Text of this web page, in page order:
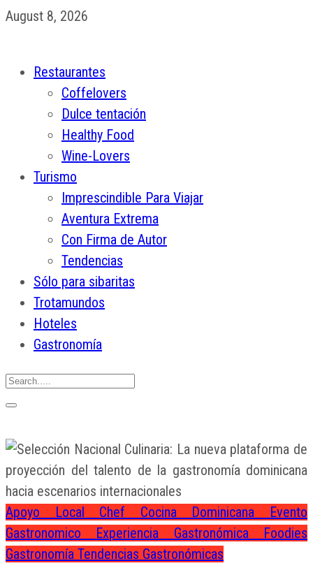
August 8, 2026
Restaurantes
Coffelovers
Dulce tentación
Healthy Food
Wine-Lovers
Turismo
Imprescindible Para Viajar
Aventura Extrema
Con Firma de Autor
Tendencias
Sólo para sibaritas
Trotamundos
Hoteles
Gastronomía
Apoyo Local Chef Cocina Dominicana Evento
Gastronomico Experiencia Gastronómica Foodies
Gastronomía Tendencias Gastronómicas